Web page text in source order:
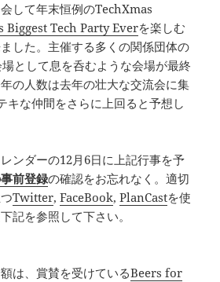
して年末恒例のTechXmas
Biggest Tech Party Everを楽しむ
した。主催する多くの関係団体の
として息を呑むような会場が最終
の人数は去年の壮大な交流会に集
キな仲間をさらに上回ると予想し
ンダーの12月6日に上記行事を予
前登録の確認をお忘れなく。適切
Twitter,FaceBook,PlanCastを使
記を参照して下さい。
は、賞賛を受けているBeers for